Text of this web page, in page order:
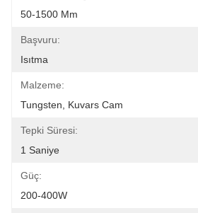
50-1500 Mm
Başvuru:
Isıtma
Malzeme:
Tungsten, Kuvars Cam
Tepki Süresi:
1 Saniye
Güç:
200-400W